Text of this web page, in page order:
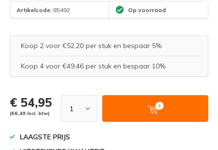
Artikelcode: 85492 Op voorraad
Koop 2 voor €52,20 per stuk en bespaar 5%
Koop 4 voor €49,46 per stuk en bespaar 10%
€ 54,95
(66,49 Incl. btw)
LAAGSTE PRIJS